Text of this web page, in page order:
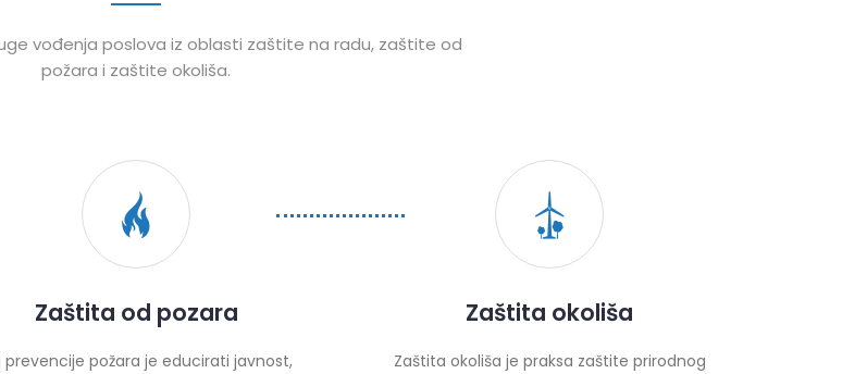
vođenja poslova iz oblasti zaštite na radu, zaštite od
požara i zaštite okoliša.
Zaštita od pozara
prevencije požara je educirati javnost,
Zaštita okoliša
Zaštita okoliša je praksa zaštite prirodnog